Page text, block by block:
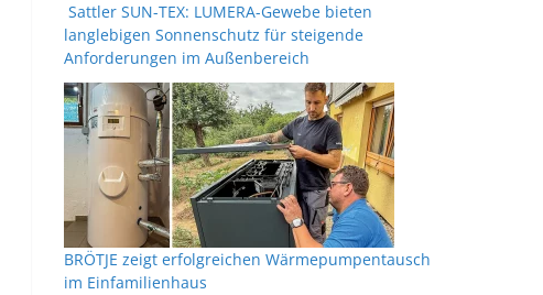
Sattler SUN-TEX: LUMERA-Gewebe bieten
langlebigen Sonnenschutz für steigende
Anforderungen im Außenbereich
BRÖTJE zeigt erfolgreichen Wärmepumpentausch
im Einfamilienhaus